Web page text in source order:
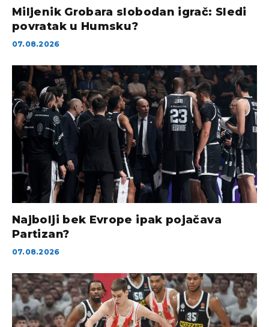
Miljenik Grobara slobodan igrač: Sledi
povratak u Humsku?
07.08.2026
Najbolji bek Evrope ipak pojačava
Partizan?
07.08.2026